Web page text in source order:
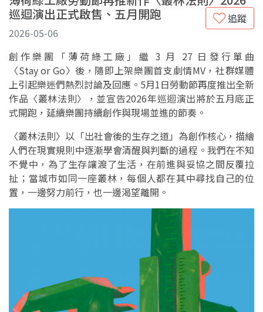
巡迴演出正式啟售、五月開跑
追蹤
2026-05-06
創作樂團「薄荷綠工廠」繼 3 月 27 日發行單曲
〈Stay or Go〉後，隨即上架樂團首支劇情MV，社群媒體
上引起樂迷們熱烈討論及回應。5月1日勞動節再度推出全新
作品〈叢林法則〉，並宣告2026年巡迴演出將於五月底正
式開跑，延續樂團持續創作與現場並進的節奏。
〈叢林法則〉以「出社會後的生存之道」為創作核心，描繪
人們在現實規則中逐漸學會清醒與判斷的過程。我們在不知
不覺中，為了生存讓渡了生活，在前進與妥協之間反覆拉
扯；當城市如同一座叢林，每個人都在其中尋找自己的位
置，一邊努力前行，也一邊渴望離開。